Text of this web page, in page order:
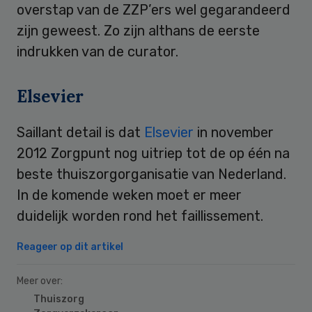
overstap van de ZZP’ers wel gegarandeerd
zijn geweest. Zo zijn althans de eerste
indrukken van de curator.
Elsevier
Saillant detail is dat Elsevier in november
2012 Zorgpunt nog uitriep tot de op één na
beste thuiszorgorganisatie van Nederland.
In de komende weken moet er meer
duidelijk worden rond het faillissement.
Reageer op dit artikel
Meer over:
Thuiszorg